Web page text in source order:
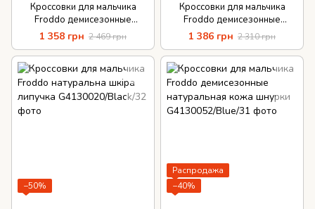
Кроссовки для мальчика
Froddo демисезонные
натуральная кожа липучки
1 358 грн 2 469 грн
Кроссовки для мальчика
Froddo демисезонные
натуральная кожа съемная
антибактериальная стелька
1 386 грн 2 310 грн
−50%
Распродажа
−40%